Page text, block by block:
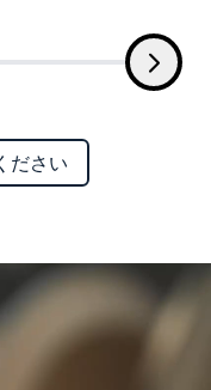
ださい